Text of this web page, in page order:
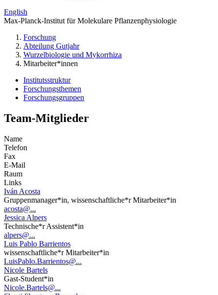
English
Max-Planck-Institut für Molekulare Pflanzenphysiologie
Forschung
Abteilung Gutjahr
Wurzelbiologie und Mykorrhiza
Mitarbeiter*innen
Institutsstruktur
Forschungsthemen
Forschungsgruppen
Team-Mitglieder
Name
Telefon
Fax
E-Mail
Raum
Links
Iván Acosta
Gruppenmanager*in, wissenschaftliche*r Mitarbeiter*in
acosta@...
Jessica Alpers
Technische*r Assistent*in
alpers@...
Luis Pablo Barrientos
wissenschaftliche*r Mitarbeiter*in
LuisPablo.Barrientos@...
Nicole Bartels
Gast-Student*in
Nicole.Bartels@...